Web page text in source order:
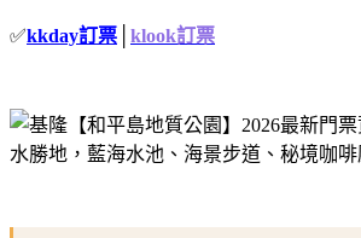
✅kkday訂票 klook訂票